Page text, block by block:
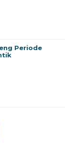
Periode